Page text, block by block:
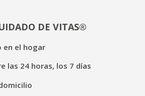
DE VITAS®
en el hogar
las 24 horas, los 7 días